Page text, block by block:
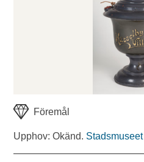
Föremål
Upphov: Okänd. Stadsmuseet